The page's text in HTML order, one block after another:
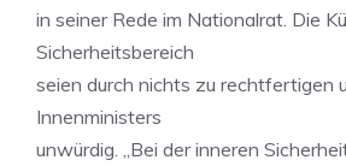
in seiner Rede im Nationalrat. Die
Sicherheitsbereich
seien durch nichts zu rechtfertigen
Innenministers
unwürdig. „Bei der inneren